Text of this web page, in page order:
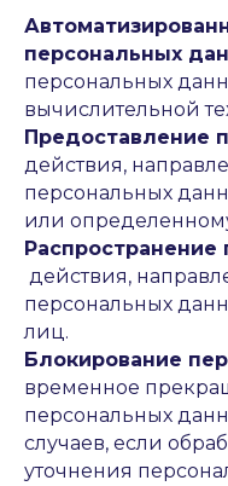
персональных
персональных
вычислительной
Предоставление
действия,
персональных
или
действия,
персональных
лиц.
Блокирование
временное
персональных
случаев, если
уточнения